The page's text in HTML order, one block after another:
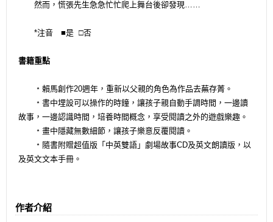
然而，慌張先生急急忙忙爬上舞台後卻發現……
*注音 ■是 □否
書籍重點
﹡賴馬創作20週年，重新以父親的角色為作品去蕪存菁。
﹡書中埋設可以操作的時鐘，讓孩子親自動手調時間，一邊讀
故事，一邊認識時間，培養時間概念，享受閱讀之外的遊戲樂趣。
﹡畫中隱藏無數細節，讓孩子樂意反覆閱讀。
﹡隨書附贈超值版「中英雙語」劇場故事CD及英文朗讀版，以
及英文文本手冊。
作者介紹